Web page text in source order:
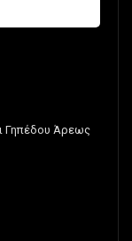
Γηπέδου Άρεως